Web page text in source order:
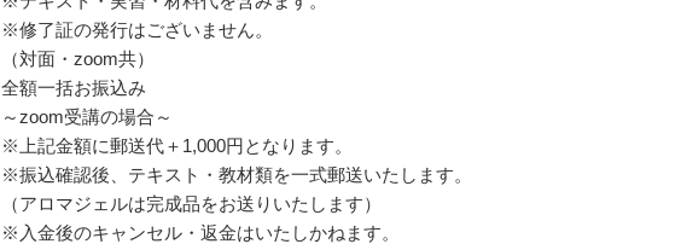
※修了証の発行はございません。
（対面・zoom共）
全額一括お振込み
～zoom受講の場合～
※上記金額に郵送代＋1,000円となります。
※振込確認後、テキスト・教材類を一式郵送いたします。
（アロマジェルは完成品をお送りいたします）
※入金後のキャンセル・返金はいたしかねます。